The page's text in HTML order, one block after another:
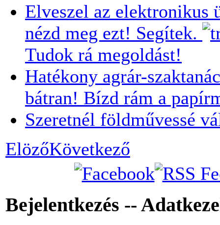
Elveszel az elektronikus
nézd meg ezt! Segítek.
Tudok rá megoldást!
Hatékony agrár-
bátran! Bízd rám a
Szeretnél földművessé
ElözőKövetkező
Bejelentkezés --